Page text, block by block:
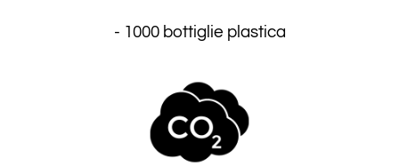
- 1000 bottiglie plastica